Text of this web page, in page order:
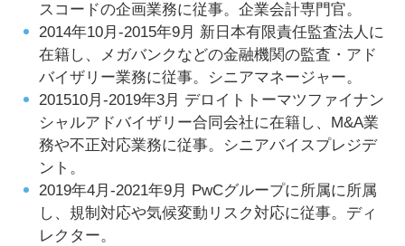
スコードの企画業務に従事。企業会計専門官。
2014年10月-2015年9月 新日本有限責任監査法人に
在籍し、メガバンクなどの金融機関の監査・アド
バイザリー業務に従事。シニアマネージャー。
201510月-2019年3月 デロイトトーマツファイナン
シャルアドバイザリー合同会社に在籍し、M&A業
務や不正対応業務に従事。シニアバイスプレジデ
ント。
2019年4月-2021年9月 PwCグループに所属に所属
し、規制対応や気候変動リスク対応に従事。ディ
レクター。